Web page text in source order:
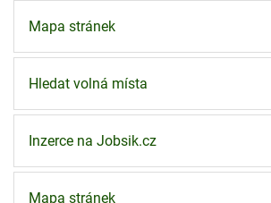
Mapa stránek
Hledat volná místa
Inzerce na Jobsik.cz
Mapa stránek